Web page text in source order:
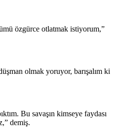
özgürce otlatmak istiyorum,”
olmak yoruyor, barışalım ki
Bu savaşın kimseye faydası
demiş.